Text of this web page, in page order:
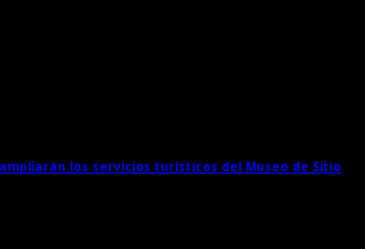
los servicios turísticos del Museo de Sitio